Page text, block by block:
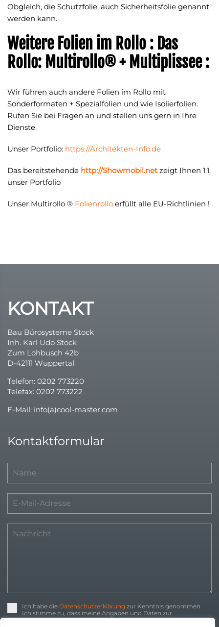
Obgleich, die Schutzfolie, auch Sicherheitsfolie genannt
werden kann.
Weitere Folien im Rollo : Das
Rollo: Multirollo® + Multiplissee :
Wir führen auch andere Folien im Rollo mit
Sonderformaten + Spezialfolien und wie Isolierfolien.
Rufen Sie bei Fragen an und stellen uns gern in Ihre
Dienste.
Unser Portfolio: https://Architekten-Info.de
Das bereitstehende http://Showmobil.net zeigt Ihnen 1:1
unser Portfolio
Unser Multirollo ® Folienrollo erfüllt alle EU-Richtlinien !
KONTAKT
Bau Bürosysteme Stock
Inh. Karl Udo Stock
Zum Lohbusch 42b
D-42111 Wuppertal
Telefon: 0202 773220
Telefax: 0202 773222
E-Mail: info(a)cool-master.com
Kontaktformular
Ich habe die Datenschutzerklärung zur Kenntnis genommen.
Ich stimme zu, dass meine Angaben und Daten zur
Beantwortung meiner Anfrage elektronisch erhoben und